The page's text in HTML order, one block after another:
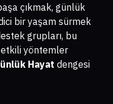
çıkmak, günlük
bir yaşam sürmek
grupları, bu
yöntemler
Hayat dengesi